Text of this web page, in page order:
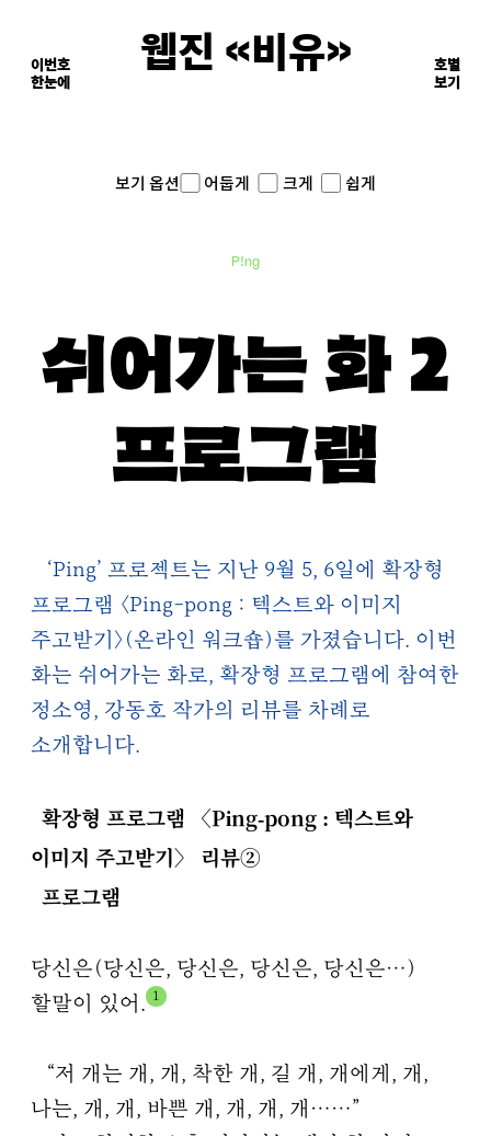
웹진 《비유》
이면의 장면들
이번호
한눈에
호별
보기
보기 옵션 어둡게 크게 쉽게
P!ng
쉬어가는 화 2
프로그램
‘Ping’ 프로젝트는 지난 9월 5, 6일에 확장형
프로그램 〈Ping-pong : 텍스트와 이미지
주고받기〉(온라인 워크숍)를 가졌습니다. 이번
화는 쉬어가는 화로, 확장형 프로그램에 참여한
정소영, 강동호 작가의 리뷰를 차례로
소개합니다.
확장형 프로그램 〈Ping-pong : 텍스트와
이미지 주고받기〉 리뷰②
프로그램
당신은(당신은, 당신은, 당신은, 당신은…)
할말이 있어. 1
“저 개는 개, 개, 착한 개, 길 개, 개에게, 개,
나는, 개, 개, 바쁜 개, 개, 개, 개……”